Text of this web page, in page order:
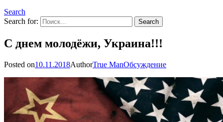
Search
Search for:
С днем молодёжи, Украина!!!
Posted on10.11.2018AuthorTrue ManОбсуждение